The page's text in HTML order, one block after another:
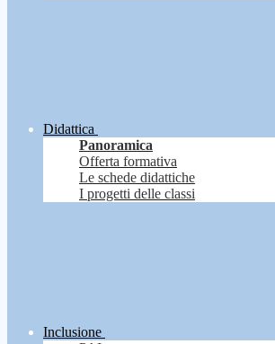
Didattica
Panoramica
Offerta formativa
Le schede didattiche
I progetti delle classi
Inclusione